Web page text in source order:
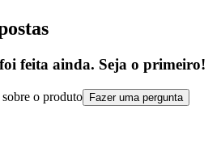
feita ainda. Seja o primeiro!
o produto Fazer uma pergunta